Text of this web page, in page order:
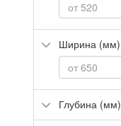
Ширина (мм)
Глубина (мм)